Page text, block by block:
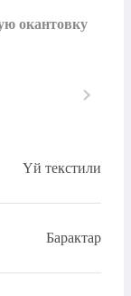
окантовку
Үй текстили
Барактар